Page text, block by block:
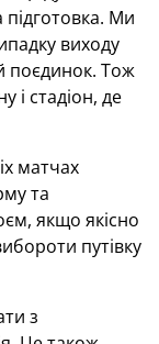
Ми
виходу
поєдинок. Тож
і стадіон, де
матчах
та
якщо якісно
путівку
з